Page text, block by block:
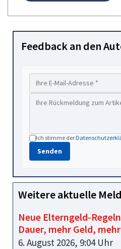
Feedback an den
Ich stimme der
Senden
Weitere aktuelle
Neue
Dauer, mehr Geld,
6. August 2026, 9:04 Uhr